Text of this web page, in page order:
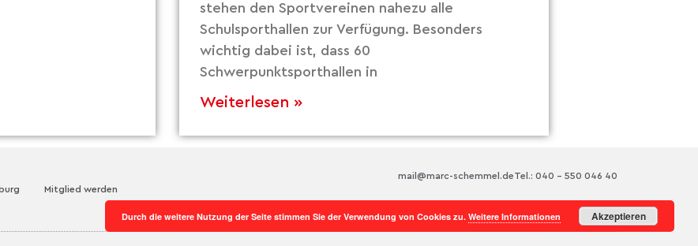
stehen den Sportvereinen nahezu alle
Schulsporthallen zur Verfügung. Besonders
wichtig dabei ist, dass 60
Schwerpunktsporthallen in
Weiterlesen »
Mitglied werden
Tel.: 040 – 550 046 40
mail@marc-schemmel.de
Durch die weitere Nutzung der Seite stimmen Sie der Verwendung von Cookies zu. Weitere Informationen Akzeptieren